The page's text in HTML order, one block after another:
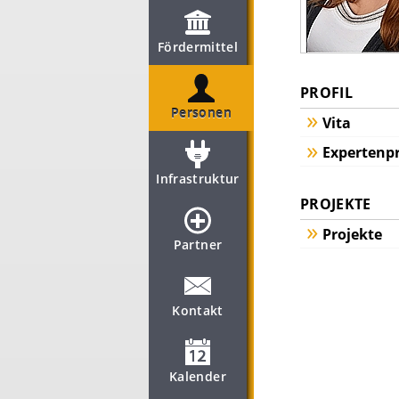
Fördermittel
Personen
Infrastruktur
Partner
Kontakt
Kalender
PROFIL
Vita
PROJEKTE
Projekte